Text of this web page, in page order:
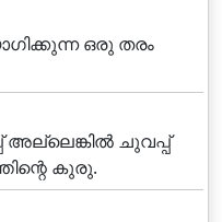
ഒരു തരം
അല്ലെങ്കില്‍ ചുവപ്പ്‌
കുരു.